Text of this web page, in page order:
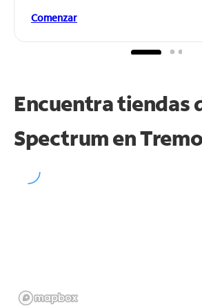
Comenzar
Encuentra tiendas
Spectrum en